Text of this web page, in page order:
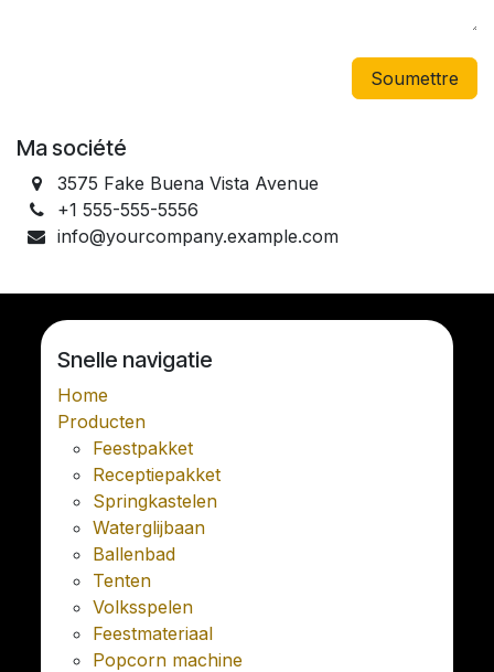
Soumettre
Ma société
3575 Fake Buena Vista Avenue
+1 555-555-5556
info@yourcompany.example.com
Snelle navigatie
Home
Producten
Feestpakket
Receptiepakket
Springkastelen
Waterglijbaan
Ballenbad
Tenten
Volksspelen
Feestmateriaal
Popcorn machine